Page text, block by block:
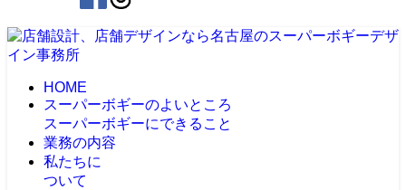
HOME
スーパーボギーのよいところ
スーパーボギーにできること
業務の内容
私たちに
ついて